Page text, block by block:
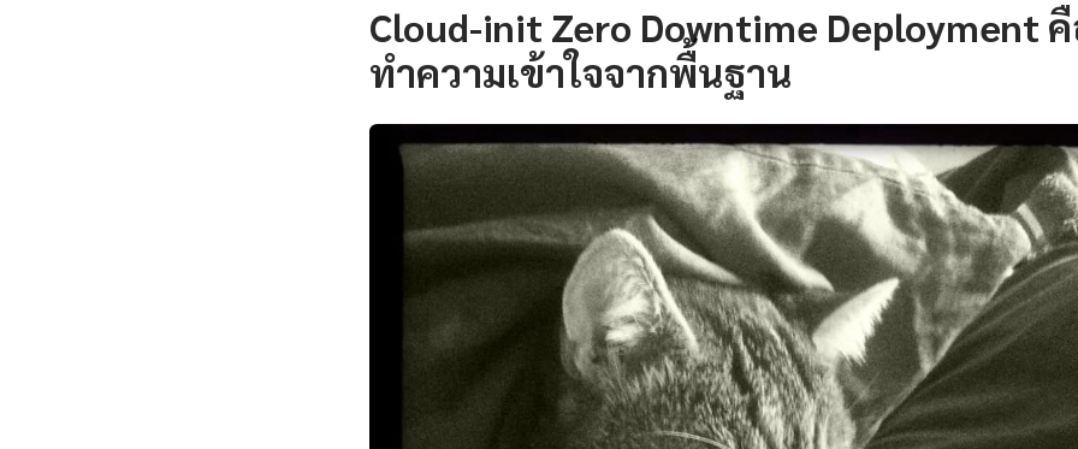
Cloud-init Zero Downtime Deployment
ทำความเข้าใจจากพื้นฐาน